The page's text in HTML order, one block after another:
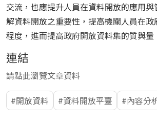
交流，也應提升人員在資料開放的應用
解資料開放之重要性，提高機關人員在
程度，進而提高政府開放資料集的質與量
連結
請點此瀏覽文章資料
開放資料 資料開放平臺 內容分